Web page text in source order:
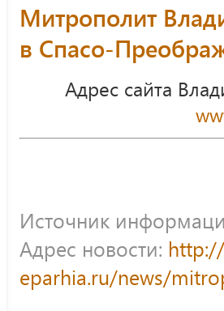
Митрополит
в Спасо-
Адрес сайта
Источник
Адрес новости:
eparhia.ru/news/